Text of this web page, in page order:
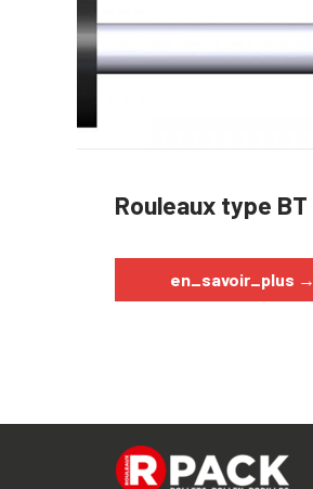
Rouleaux type BT
en_savoir_plus →